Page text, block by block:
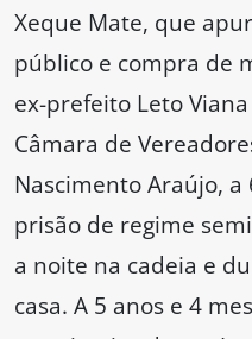
Xeque Mate, que
público e compra de
ex-prefeito Leto
Câmara de
Nascimento Araújo, a
prisão de regime
a noite na cadeia e
casa. A 5 anos e 4